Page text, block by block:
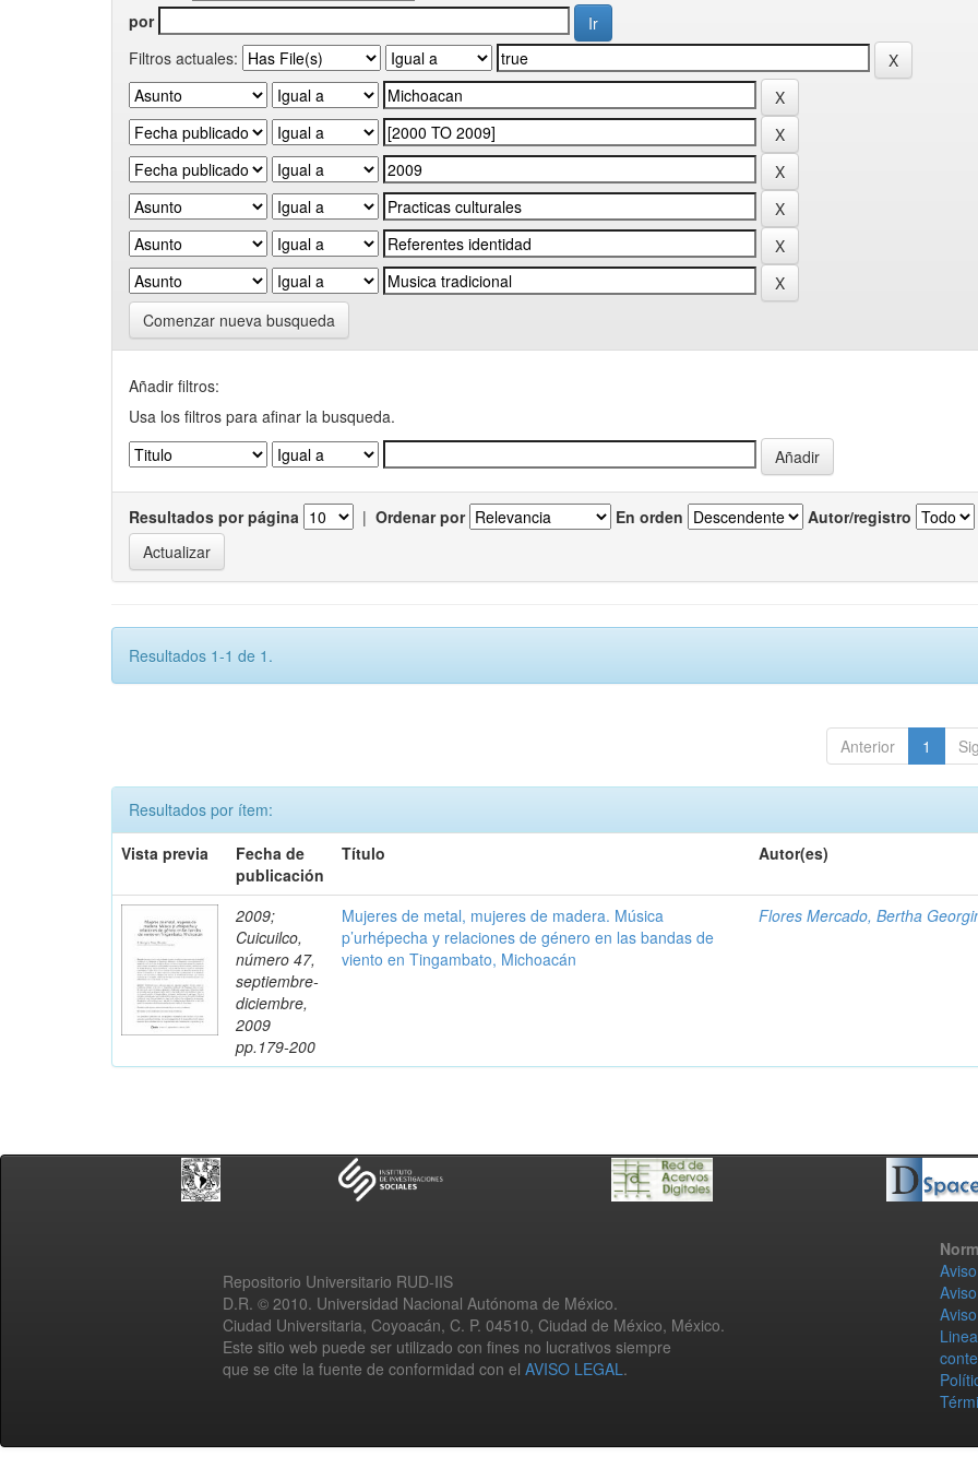
por
Filtros actuales:
Comenzar nueva busqueda
Añadir filtros:
Usa los filtros para afinar la busqueda.
Resultados por página | Ordenar por En orden Autor/registro
Resultados 1-1 de 1.
Anterior 1
Resultados por ítem:
Vista previa
Fecha de
publicación
Título Autor(es)
2009;
Cuicuilco,
número 47,
septiembre-
diciembre,
2009
pp.179-200
Mujeres de metal, mujeres de madera. Música
p’urhépecha y relaciones de género en las bandas de
viento en Tingambato, Michoacán
Flores Mercado, Bertha
Repositorio Universitario RUD-IIS
D.R. © 2010. Universidad Nacional Autónoma de México.
Ciudad Universitaria, Coyoacán, C. P. 04510, Ciudad de México, México.
Este sitio web puede ser utilizado con fines no lucrativos siempre
que se cite la fuente de conformidad con el AVISO LEGAL.